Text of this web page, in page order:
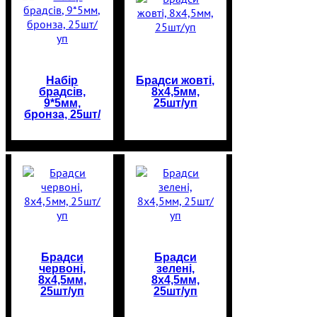
Набір
брадсів,
9*5мм,
бронза, 25шт/
Брадси жовті,
8х4,5мм,
25шт/уп
Брадси
червоні,
8х4,5мм,
25шт/уп
Брадси
зелені,
8х4,5мм,
25шт/уп